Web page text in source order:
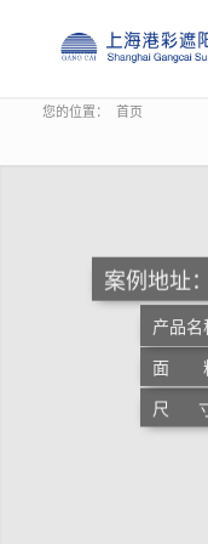
您的位置： 首页
案例
产品名
面 料